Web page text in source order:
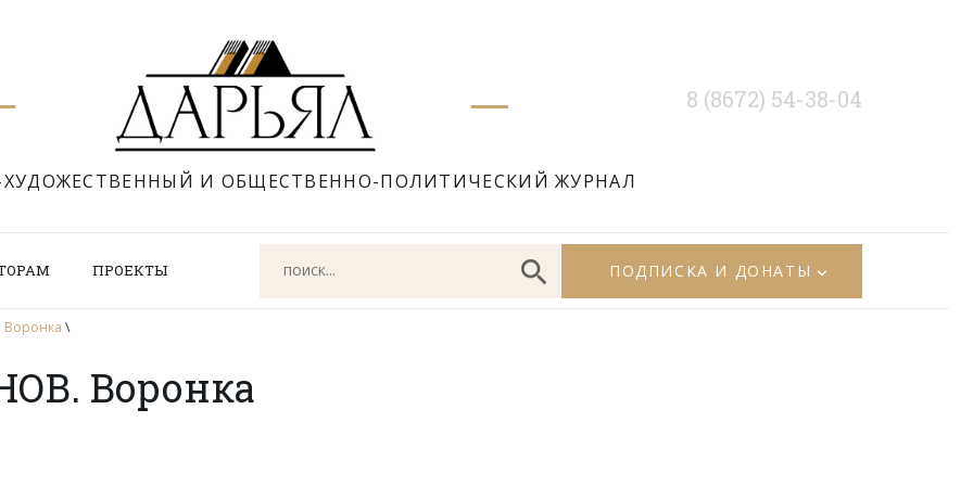
И ОБЩЕСТВЕННО-ПОЛИТИЧЕСКИЙ ЖУРНАЛ
8 (8672) 54-38-04
ПРОЕКТЫ ПОДПИСКА И ДОНАТЫ
Воронка \
Воронка